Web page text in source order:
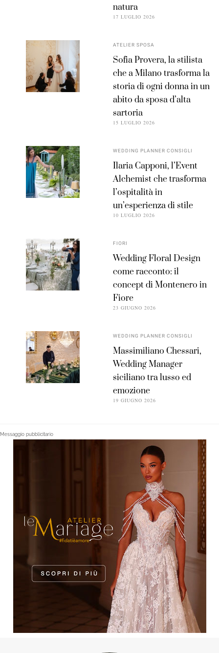
natura
17 LUGLIO 2026
ATELIER SPOSA
Sofia Provera, la stilista
che a Milano trasforma la
storia di ogni donna in un
abito da sposa d’alta
sartoria
15 LUGLIO 2026
WEDDING PLANNER CONSIGLI
Ilaria Capponi, l’Event
Alchemist che trasforma
l’ospitalità in
un’esperienza di stile
10 LUGLIO 2026
FIORI
Wedding Floral Design
come racconto: il
concept di Montenero in
Fiore
23 GIUGNO 2026
WEDDING PLANNER CONSIGLI
Massimiliano Chessari,
Wedding Manager
siciliano tra lusso ed
emozione
19 GIUGNO 2026
Messaggio pubblicitario